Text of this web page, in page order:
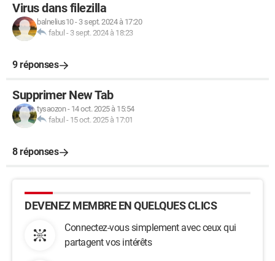
Virus dans filezilla
balnelius10- 3 sept. 2024 à 17:20
fabul - 3 sept. 2024 à 18:23
9 réponses
Supprimer New Tab
tysaozon- 14 oct. 2025 à 15:54
fabul - 15 oct. 2025 à 17:01
8 réponses
DEVENEZ MEMBRE EN QUELQUES CLICS
Connectez-vous simplement avec ceux qui
partagent vos intérêts